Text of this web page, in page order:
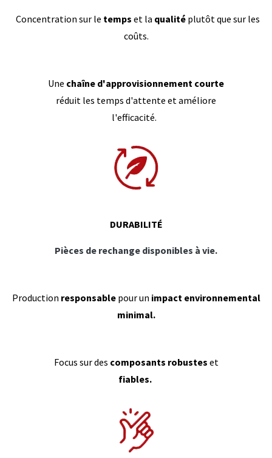
Concentration sur le temps et la qualité plutôt que sur les
coûts.
Une chaîne d'approvisionnement courte
réduit les temps d'attente et améliore
l'efficacité.
DURABILITÉ
Pièces de rechange disponibles à vie.
Production responsable pour un impact environnemental
minimal.
Focus sur des composants robustes et
fiables.